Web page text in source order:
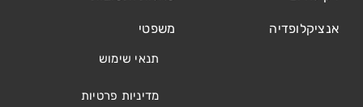
אנציקלופדיה משפטי
תנאי שימוש
מדיניות פרטיות